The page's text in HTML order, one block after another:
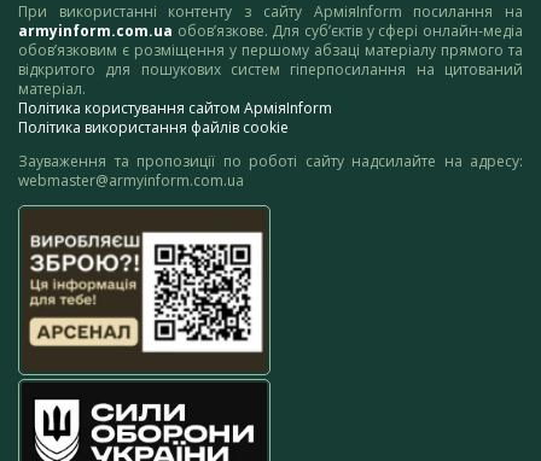
При використанні контенту з сайту АрміяInform посилання на
armyinform.com.ua обов’язкове. Для суб’єктів у сфері онлайн-медіа
обов’язковим є розміщення у першому абзаці матеріалу прямого та
відкритого для пошукових систем гіперпосилання на цитований
матеріал.
Політика користування сайтом АрміяInform
Політика використання файлів cookie
Зауваження та пропозиції по роботі сайту надсилайте на адресу:
webmaster@armyinform.com.ua